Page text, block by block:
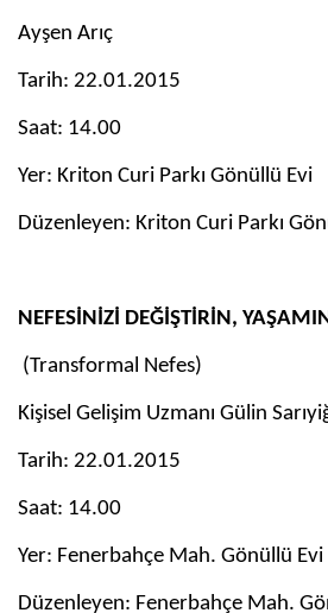
Ayşen Arıç
Tarih: 22.01.2015
Saat: 14.00
Yer: Kriton Curi Parkı Gönüllü Evi
Düzenleyen: Kriton Curi Parkı
NEFESİNİZİ DEĞİŞTİRİN,
(Transformal Nefes)
Kişisel Gelişim Uzmanı Gülin
Tarih: 22.01.2015
Saat: 14.00
Yer: Fenerbahçe Mah. Gönüllü Evi
Düzenleyen: Fenerbahçe Mah.